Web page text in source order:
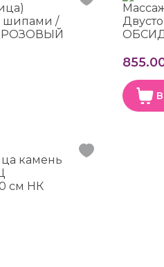
шипами /
РОЗОВЫЙ
камень
см НК